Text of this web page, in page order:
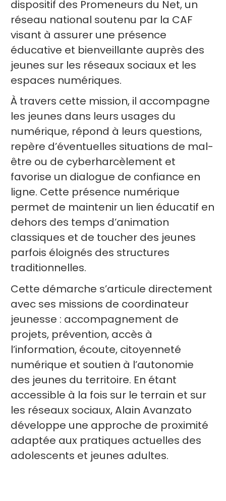
dispositif des Promeneurs du Net, un
réseau national soutenu par la CAF
visant à assurer une présence
éducative et bienveillante auprès des
jeunes sur les réseaux sociaux et les
espaces numériques.
À travers cette mission, il accompagne
les jeunes dans leurs usages du
numérique, répond à leurs questions,
repère d’éventuelles situations de mal-
être ou de cyberharcèlement et
favorise un dialogue de confiance en
ligne. Cette présence numérique
permet de maintenir un lien éducatif en
dehors des temps d’animation
classiques et de toucher des jeunes
parfois éloignés des structures
traditionnelles.
Cette démarche s’articule directement
avec ses missions de coordinateur
jeunesse : accompagnement de
projets, prévention, accès à
l’information, écoute, citoyenneté
numérique et soutien à l’autonomie
des jeunes du territoire. En étant
accessible à la fois sur le terrain et sur
les réseaux sociaux, Alain Avanzato
développe une approche de proximité
adaptée aux pratiques actuelles des
adolescents et jeunes adultes.